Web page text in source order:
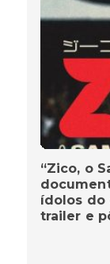
“Zico, o
ídolos do
trailer e